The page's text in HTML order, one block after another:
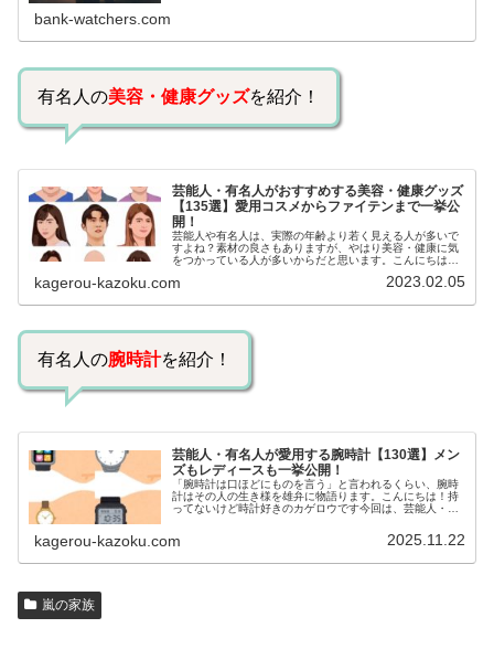
bank-watchers.com
有名人の美容・健康グッズを紹介！
芸能人・有名人がおすすめする美容・健康グッズ
【135選】愛用コスメからファイテンまで一挙公
開！
芸能人や有名人は、実際の年齢より若く見える人が多いで
すよね？素材の良さもありますが、やはり美容・健康に気
をつかっている人が多いからだと思います。こんにちは！
いるのでしょうか？今回は、芸能人…
kagerou-kazoku.com 2023.02.05
有名人の腕時計を紹介！
芸能人・有名人が愛用する腕時計【130選】メン
ズもレディースも一挙公開！
「腕時計は口ほどにものを言う」と言われるくらい、腕時
計はその人の生き様を雄弁に物語ります。こんにちは！持
ってないけど時計好きのカゲロウです今回は、芸能人・有
kagerou-kazoku.com 2025.11.22
嵐の家族